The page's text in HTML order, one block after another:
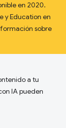
en 2020.
y Education en
sobre
a tu
IA pueden